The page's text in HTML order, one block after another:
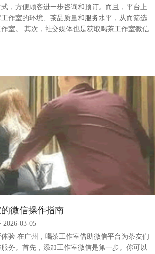
，方便顾客进一步咨询和预订。而且，平台上
作室的环境、茶品质量和服务水平，从而筛选
室。 其次，社交媒体也是获取喝茶工作室微信
微信操作指南
03-05
验 在广州，喝茶工作室借助微信平台为茶友们
务。首先，添加工作室微信是第一步。你可以